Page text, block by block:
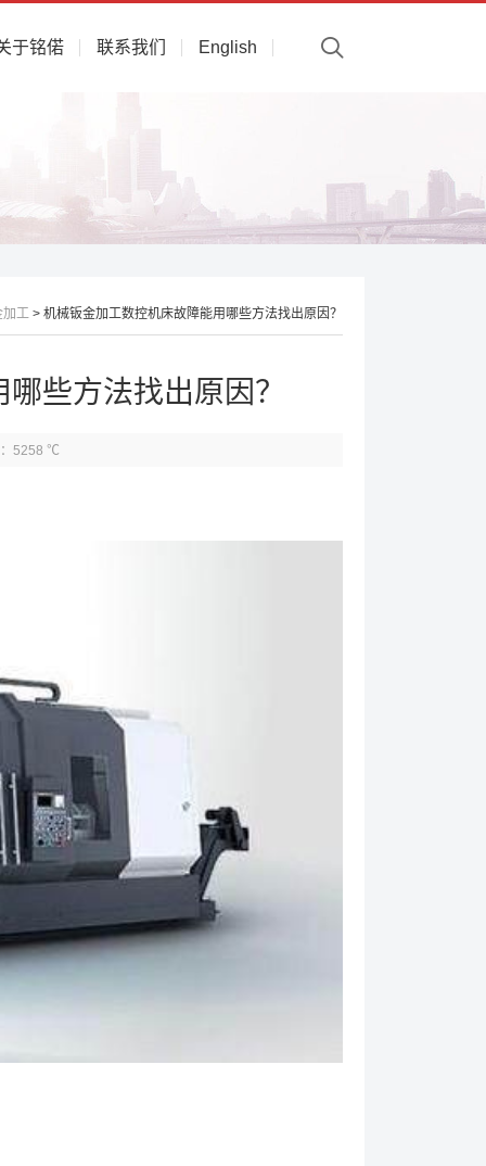
于铭偌 联系我们 English
加工 > 机械钣金加工数控机床故障能用哪些方法找出原因？
些方法找出原因？
5258 ℃